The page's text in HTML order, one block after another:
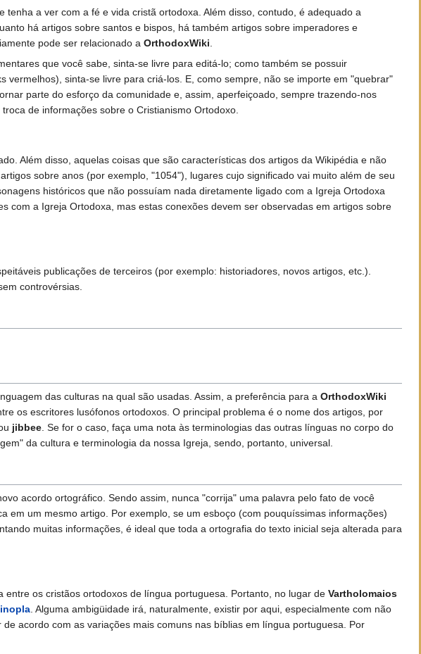
a ver com a fé e vida cristã ortodoxa. Além disso, contudo, é adequado a
há artigos sobre santos e bispos, há também artigos sobre imperadores e
pode ser relacionado a OrthodoxWiki.
que você sabe, sinta-se livre para editá-lo; como também se possuir
sinta-se livre para criá-los. E, como sempre, não se importe em "quebrar"
parte do esforço da comunidade e, assim, aperfeiçoado, sempre trazendo-nos
de informações sobre o Cristianismo Ortodoxo.
Além disso, aquelas coisas que são características dos artigos da Wikipédia e não
sobre anos (por exemplo, "1054"), lugares cujo significado vai muito além de seu
históricos que não possuíam nada diretamente ligado com a Igreja Ortodoxa
com a Igreja Ortodoxa, mas estas conexões devem ser observadas em artigos sobre
publicações de terceiros (por exemplo: historiadores, novos artigos, etc.).
controvérsias.
das culturas na qual são usadas. Assim, a preferência para a OrthodoxWiki
os escritores lusófonos ortodoxos. O principal problema é o nome dos artigos, por
jibbee . Se for o caso, faça uma nota às terminologias das outras línguas no corpo do
da cultura e terminologia da nossa Igreja, sendo, portanto, universal.
acordo ortográfico. Sendo assim, nunca "corrija" uma palavra pelo fato de você
um mesmo artigo. Por exemplo, se um esboço (com pouquíssimas informações)
muitas informações, é ideal que toda a ortografia do texto inicial seja alterada para
os cristãos ortodoxos de língua portuguesa. Portanto, no lugar de Vartholomaios
. Alguma ambigüidade irá, naturalmente, existir por aqui, especialmente com não
acordo com as variações mais comuns nas bíblias em língua portuguesa. Por